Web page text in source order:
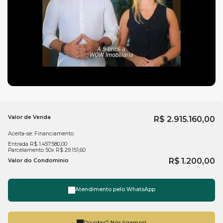
Espaço Kids
Espaço gourmet
Salão de festas
Camboriúe saiba mais.
R$ 2.915.160,00
Valor de Venda
Aceita-se: Financiamento
Entrada R$ 1.457.580,00
Parcelamento 50x R$ 29.151,60
Valor do Condominio
R$ 1.200,00
Atendimento pelo WhatsApp